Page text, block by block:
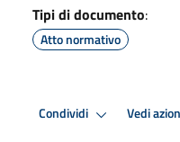
Tipi di documento:
Atto normativo
Condividi Vedi